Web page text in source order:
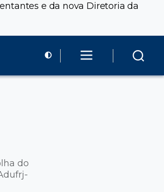
e da nova Diretoria da
do